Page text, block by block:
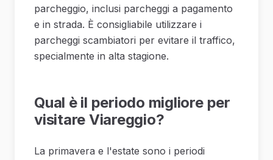
parcheggio, inclusi parcheggi a pagamento
e in strada. È consigliabile utilizzare i
parcheggi scambiatori per evitare il traffico,
specialmente in alta stagione.
Qual è il periodo migliore per
visitare Viareggio?
La primavera e l'estate sono i periodi